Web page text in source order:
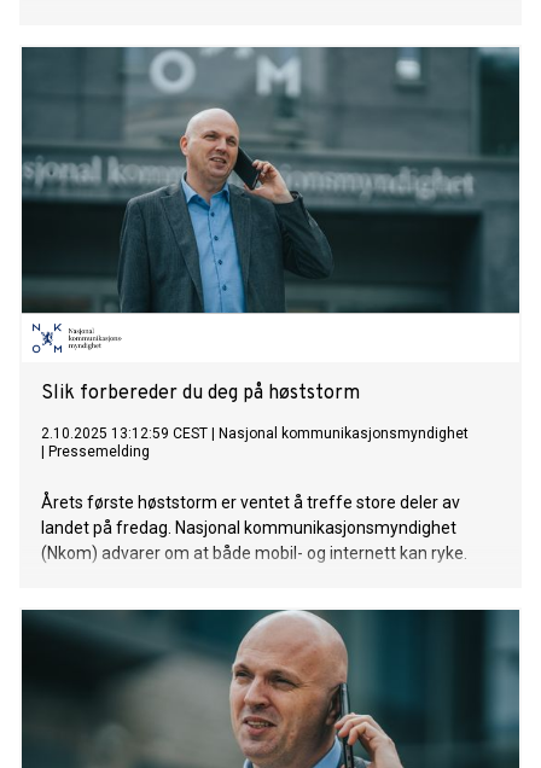
Slik forbereder du deg på høststorm
2.10.2025 13:12:59 CEST
Nasjonal kommunikasjonsmyndighet
Pressemelding
Årets første høststorm er ventet å treffe store deler av
landet på fredag. Nasjonal kommunikasjonsmyndighet
(Nkom) advarer om at både mobil- og internett kan ryke.